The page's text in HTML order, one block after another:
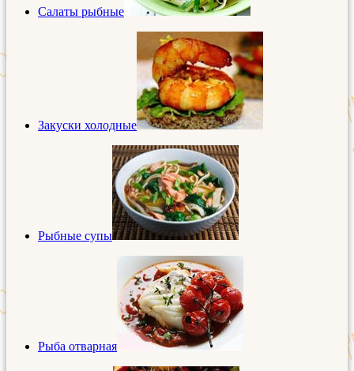
Салаты рыбные
Закуски холодные
Рыбные супы
Рыба отварная